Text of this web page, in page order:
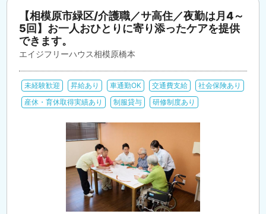
【相模原市緑区/介護職／サ高住／夜勤は月4～
5回】お一人おひとりに寄り添ったケアを提供
できます。
エイジフリーハウス相模原橋本
未経験歓迎 昇給あり 車通勤OK 交通費支給
社会保険あり
産休・育休取得実績あり
制服貸与 研修制度あり